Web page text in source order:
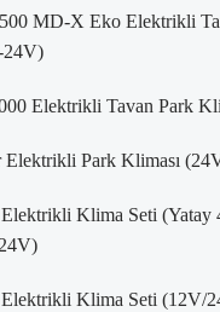
MD-X Eko Elektrikli
24V)
Elektrikli Tavan Park
Elektrikli Park Kliması
Klima Seti (Yatay
Klima Seti (12V/